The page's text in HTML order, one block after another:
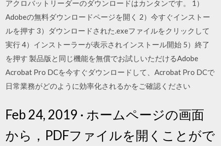
アクロバットリーダーのダウンロードはカンタンです。 1）
Adobeの無料ダウンロードページを開く 2）今すぐインストー
ルを押す 3）ダウンロードされた.exeファイルをクリックして
実行 4）インストーラーが表示されインストール開始 5）終了
を押す 製品版と同じ機能を無償でお試しいただけるAdobe
Acrobat Pro DCを今すぐダウンロードして、Acrobat Pro DCで
日常業務がどのように効率化されるかをご確認ください
Feb 24, 2019 · ホームページの画面
から，PDFファイルを開くことがで